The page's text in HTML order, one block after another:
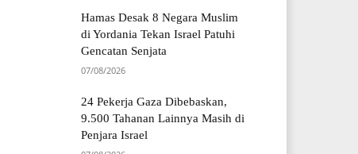
Hamas Desak 8 Negara Muslim
di Yordania Tekan Israel Patuhi
Gencatan Senjata
07/08/2026
24 Pekerja Gaza Dibebaskan,
9.500 Tahanan Lainnya Masih di
Penjara Israel